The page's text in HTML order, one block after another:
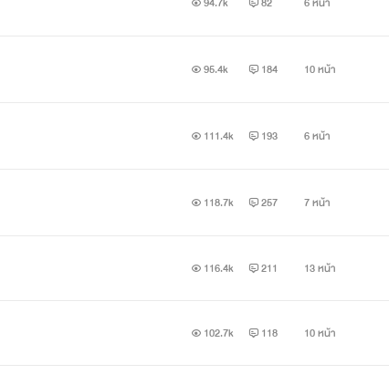
95.4k 184 10 หน้า
111.4k 193 6 หน้า
118.7k 257 7 หน้า
116.4k 211 13 หน้า
102.7k 118 10 หน้า